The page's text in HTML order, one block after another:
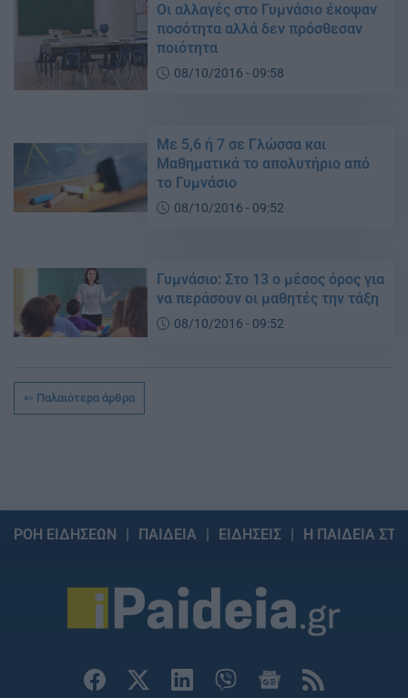
Οι αλλαγές στο Γυμνάσιο έκοψαν
ποσότητα αλλά δεν πρόσθεσαν
ποιότητα
08/10/2016 - 09:58
Με 5,6 ή 7 σε Γλώσσα και
Μαθηματικά το απολυτήριο από
το Γυμνάσιο
08/10/2016 - 09:52
Γυμνάσιο: Στο 13 ο μέσος όρος για
να περάσουν οι μαθητές την τάξη
08/10/2016 - 09:52
Παλαιότερα άρθρα
ΡΟΗ ΕΙΔΗΣΕΩΝ ΠΑΙΔΕΙΑ ΕΙΔΗΣΕΙΣ Η ΠΑΙΔΕΙΑ